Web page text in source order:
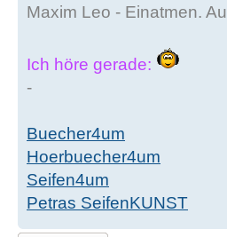
Maxim Leo - Einatmen.
Ich höre gerade:
-
Buecher4um
Hoerbuecher4um
Seifen4um
Petras SeifenKUNST